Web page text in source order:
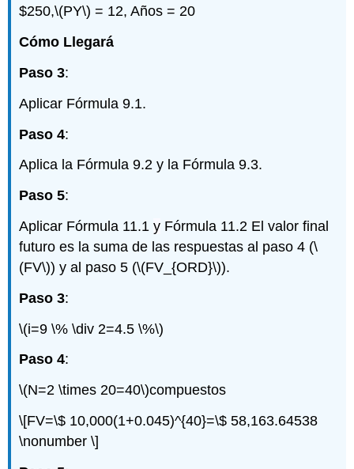
$250,\(PY\) = 12, Años = 20
Cómo Llegará
Paso 3:
Aplicar Fórmula 9.1.
Paso 4:
Aplica la Fórmula 9.2 y la Fórmula 9.3.
Paso 5:
Aplicar Fórmula 11.1y Fórmula 11.2 El valor final
futuro es la suma de las respuestas al paso 4 (\
(FV\)) y al paso 5 (\(FV_{ORD}\)).
Paso 3:
\(i=9 \% \div 2=4.5 \%\)
Paso 4:
\(N=2 \times 20=40\)compuestos
\[FV=\$ 10,000(1+0.045)^{40}=\$ 58,163.64538
\nonumber \]